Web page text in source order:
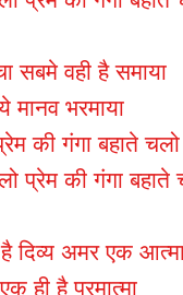
सबमे वही है समाया
भरमाया
की गंगा बहाते चलो
प्रेम की गंगा बहाते
अमर एक
ही है परमात्मा